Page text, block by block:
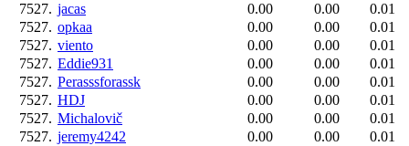
7527. jacas 0.00 0.00
0.01
7527. opkaa 0.00 0.00
0.01
7527. viento 0.00 0.00
0.01
7527. Eddie931 0.00 0.00
0.01
7527. Perasssforassk 0.00 0.00
0.01
7527. HDJ 0.00 0.00
0.01
7527. Michalovič 0.00 0.00
0.01
7527. jeremy4242 0.00 0.00
0.01